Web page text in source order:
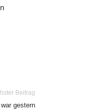
Beitrag
gestern